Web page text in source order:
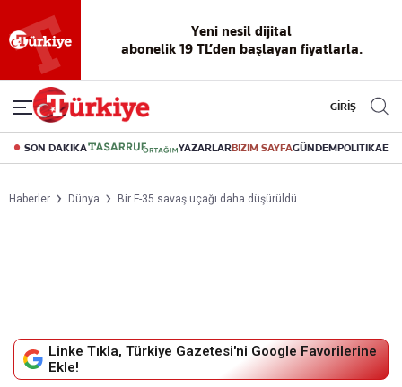
Yeni nesil dijital
abonelik 19 TL’den başlayan fiyatlarla.
GİRİŞ
SON DAKİKA YAZARLARBİZİM SAYFAGÜNDEMPOLİTİKA
Haberler Dünya Bir F-35 savaş uçağı daha düşürüldü
Linke Tıkla, Türkiye Gazetesi'ni Google Favorilerine
Ekle!